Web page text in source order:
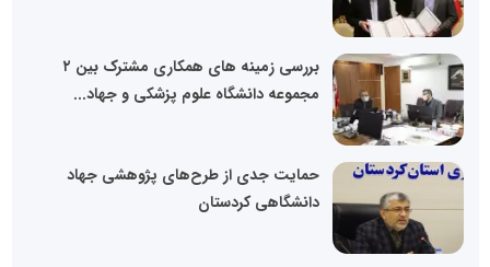
بررسی زمینه های همکاری مشترک بین ۲
مجموعه دانشگاه علوم پزشکی و جهاد...
حمایت جدی از طرح‌های پژوهشی جهاد
دانشگاهی کردستان